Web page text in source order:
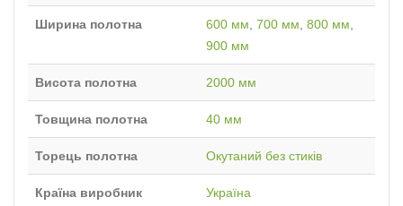
Ширина полотна 600 мм, 700 мм, 800 мм,
900 мм
Висота полотна 2000 мм
Товщина полотна 40 мм
Торець полотна Окутаний без стиків
Країна виробник Україна